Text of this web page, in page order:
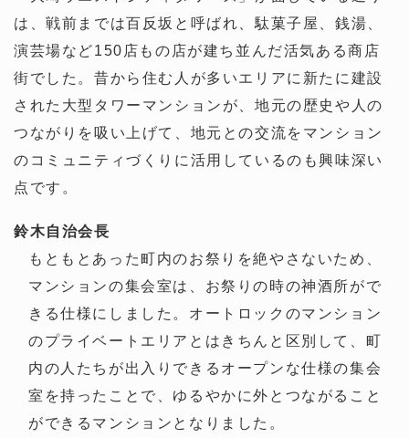
は、戦前までは百反坂と呼ばれ、駄菓子屋、銭湯、
演芸場など150店もの店が建ち並んだ活気ある商店
街でした。昔から住む人が多いエリアに新たに建設
された大型タワーマンションが、地元の歴史や人の
つながりを吸い上げて、地元との交流をマンション
のコミュニティづくりに活用しているのも興味深い
点です。
鈴木自治会長
もともとあった町内のお祭りを絶やさないため、
マンションの集会室は、お祭りの時の神酒所がで
きる仕様にしました。オートロックのマンション
のプライベートエリアとはきちんと区別して、町
内の人たちが出入りできるオープンな仕様の集会
室を持ったことで、ゆるやかに外とつながること
ができるマンションとなりました。